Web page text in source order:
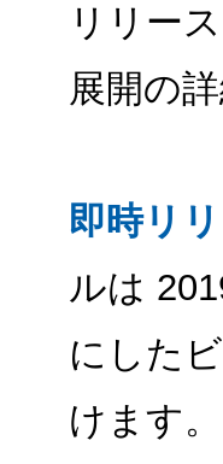
リリー
展開の
即時リ
ルは
にした
けます。